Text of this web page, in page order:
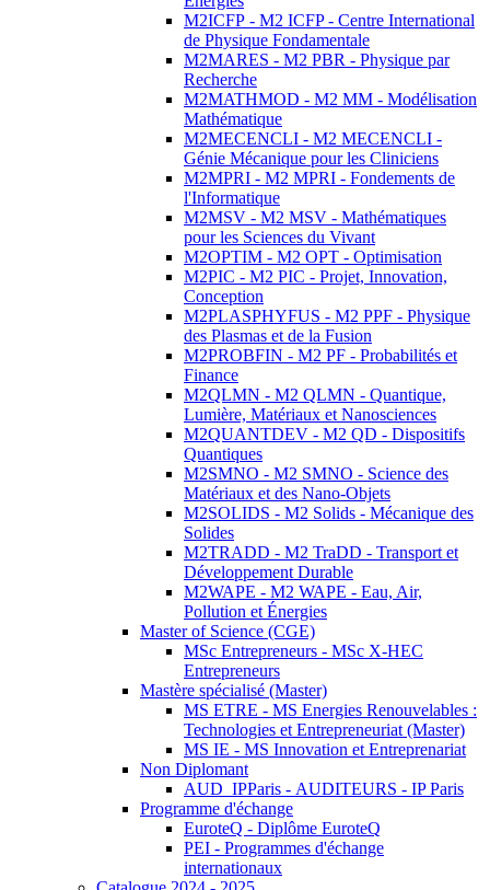
M2ICFP - M2 ICFP - Centre International
de Physique Fondamentale
M2MARES - M2 PBR - Physique par
Recherche
M2MATHMOD - M2 MM - Modélisation
Mathématique
M2MECENCLI - M2 MECENCLI -
Génie Mécanique pour les Cliniciens
M2MPRI - M2 MPRI - Fondements de
l'Informatique
M2MSV - M2 MSV - Mathématiques
pour les Sciences du Vivant
M2OPTIM - M2 OPT - Optimisation
M2PIC - M2 PIC - Projet, Innovation,
Conception
M2PLASPHYFUS - M2 PPF - Physique
des Plasmas et de la Fusion
M2PROBFIN - M2 PF - Probabilités et
Finance
M2QLMN - M2 QLMN - Quantique,
Lumière, Matériaux et Nanosciences
M2QUANTDEV - M2 QD - Dispositifs
Quantiques
M2SMNO - M2 SMNO - Science des
Matériaux et des Nano-Objets
M2SOLIDS - M2 Solids - Mécanique des
Solides
M2TRADD - M2 TraDD - Transport et
Développement Durable
M2WAPE - M2 WAPE - Eau, Air,
Pollution et Énergies
Master of Science (CGE)
MSc Entrepreneurs - MSc X-HEC
Entrepreneurs
Mastère spécialisé (Master)
MS ETRE - MS Energies Renouvelables :
Technologies et Entrepreneuriat (Master)
MS IE - MS Innovation et Entreprenariat
Non Diplomant
AUD_IPParis - AUDITEURS - IP Paris
Programme d'échange
EuroteQ - Diplôme EuroteQ
PEI - Programmes d'échange
internationaux